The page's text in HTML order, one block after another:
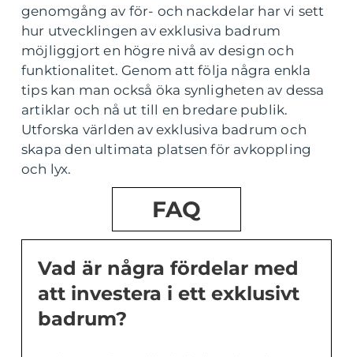
genomgång av för- och nackdelar har vi sett
hur utvecklingen av exklusiva badrum
möjliggjort en högre nivå av design och
funktionalitet. Genom att följa några enkla
tips kan man också öka synligheten av dessa
artiklar och nå ut till en bredare publik.
Utforska världen av exklusiva badrum och
skapa den ultimata platsen för avkoppling
och lyx.
FAQ
Vad är några fördelar med
att investera i ett exklusivt
badrum?